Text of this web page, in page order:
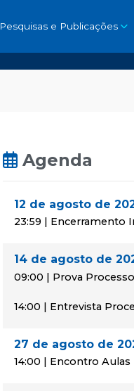
Pesquisas e Publicações
Agenda
12 de agosto de
23:59 | Encerramento
14 de agosto de
09:00 | Prova
14:00 | Entrevista
27 de agosto de
14:00 | Encontro Aulas